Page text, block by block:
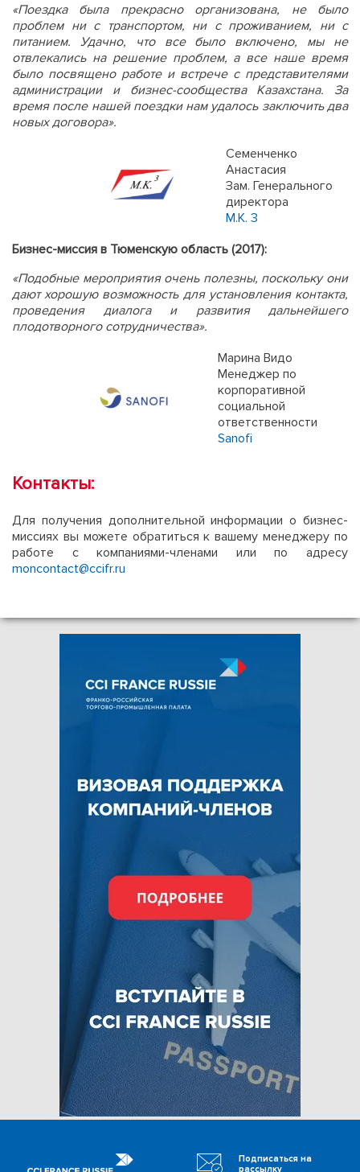
«Поездка была прекрасно организована, не было
проблем ни с транспортом, ни с проживанием, ни с
питанием. Удачно, что все было включено, мы не
отвлекались на решение проблем, а все наше время
было посвящено работе и встрече с представителями
администрации и бизнес-сообщества Казахстана. За
время после нашей поездки нам удалось заключить два
новых договора».
Семенченко
Анастасия
Зам. Генерального
директора
M.K. 3
Бизнес-миссия в Тюменскую область (2017):
«Подобные мероприятия очень полезны, поскольку они
дают хорошую возможность для установления контакта,
проведения диалога и развития дальнейшего
плодотворного сотрудничества».
Марина Видо
Менеджер по
корпоративной
социальной
ответственности
Sanofi
Контакты:
Для получения дополнительной информации о бизнес-
миссиях вы можете обратиться к вашему менеджеру по
работе с компаниями-членами или по адресу
moncontact@ccifr.ru
Подписаться на
рассылку